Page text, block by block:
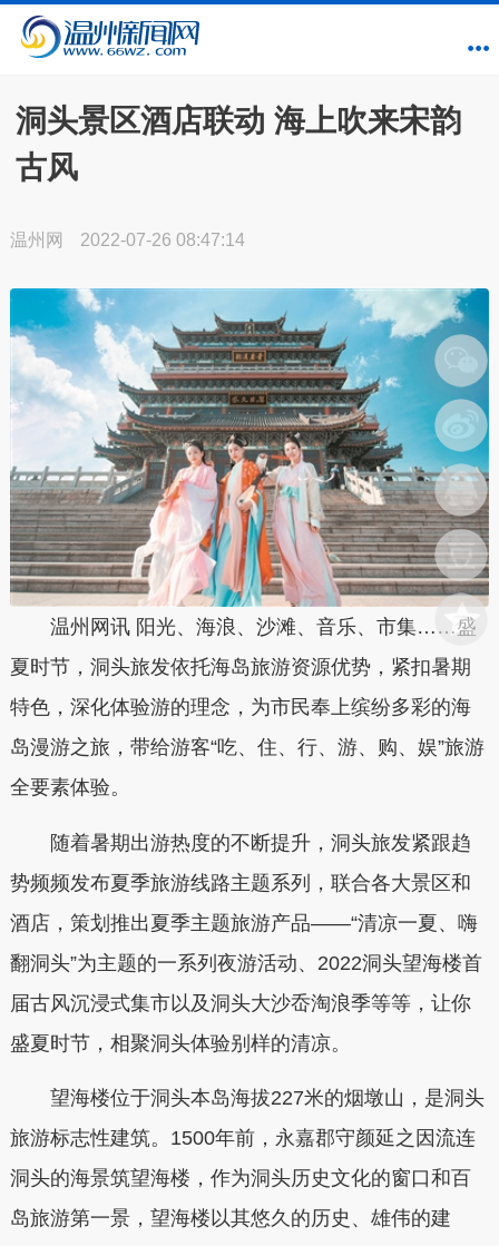
洞头景区酒店联动 海上吹来宋韵
古风
温州网 2022-07-26 08:47:14
温州网讯 阳光、海浪、沙滩、音乐、市集……盛
夏时节，洞头旅发依托海岛旅游资源优势，紧扣暑期
特色，深化体验游的理念，为市民奉上缤纷多彩的海
岛漫游之旅，带给游客“吃、住、行、游、购、娱”旅游
全要素体验。
随着暑期出游热度的不断提升，洞头旅发紧跟趋
势频频发布夏季旅游线路主题系列，联合各大景区和
酒店，策划推出夏季主题旅游产品——“清凉一夏、嗨
翻洞头”为主题的一系列夜游活动、2022洞头望海楼首
届古风沉浸式集市以及洞头大沙岙淘浪季等等，让你
盛夏时节，相聚洞头体验别样的清凉。
望海楼位于洞头本岛海拔227米的烟墩山，是洞头
旅游标志性建筑。1500年前，永嘉郡守颜延之因流连
洞头的海景筑望海楼，作为洞头历史文化的窗口和百
岛旅游第一景，望海楼以其悠久的历史、雄伟的建